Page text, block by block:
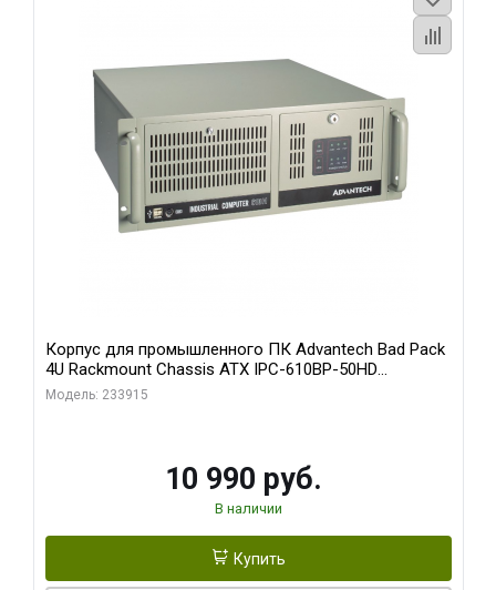
Корпус для промышленного ПК Advantech Bad Pack
4U Rackmount Chassis ATX IPC-610BP-50HD
Advantech 15 слотов, отсеки 3x5.25", 1x3.5", 2xUSB,
Модель: 233915
10 990 руб.
В наличии
Купить